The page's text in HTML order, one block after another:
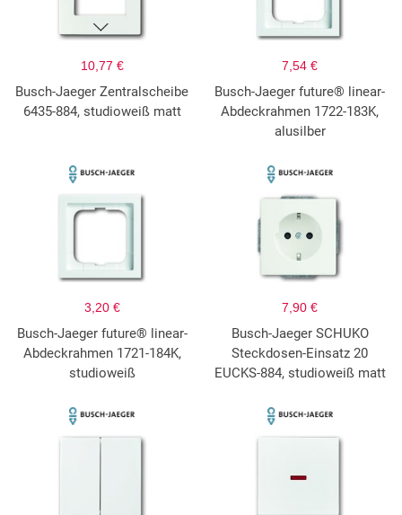
10,77 €
Busch-Jaeger Zentralscheibe
6435-884, studioweiß matt
7,54 €
Busch-Jaeger future® linear-
Abdeckrahmen 1722-183K,
alusilber
3,20 €
Busch-Jaeger future® linear-
Abdeckrahmen 1721-184K,
studioweiß
7,90 €
Busch-Jaeger SCHUKO
Steckdosen-Einsatz 20
EUCKS-884, studioweiß matt